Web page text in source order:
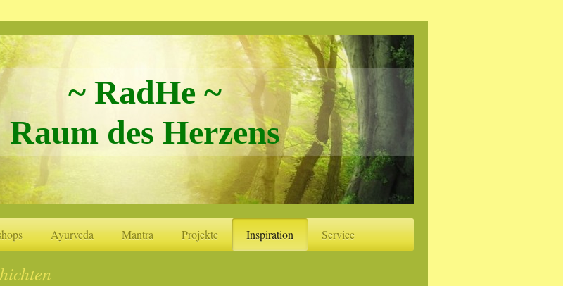
~ RadHe ~
Raum des Herzens
Ayurveda Mantra Projekte Inspiration Service